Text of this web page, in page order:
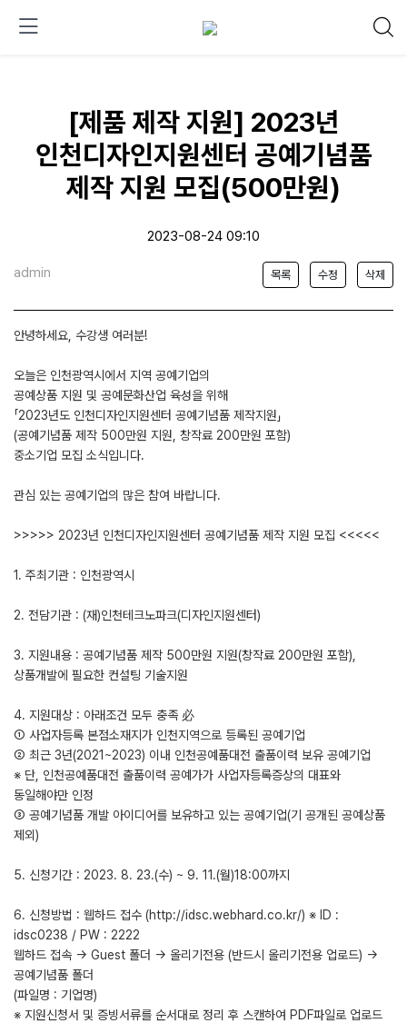
[제품 제작 지원] 2023년
인천디자인지원센터 공예기념품
제작 지원 모집(500만원)
2023-08-24 09:10
admin 목록 수정 삭제
안녕하세요, 수강생 여러분!
오늘은 인천광역시에서 지역 공예기업의
공예상품 지원 및 공예문화산업 육성을 위해
「2023년도 인천디자인지원센터 공예기념품 제작지원」
(공예기념품 제작 500만원 지원, 창작료 200만원 포함)
중소기업 모집 소식입니다.
관심 있는 공예기업의 많은 참여 바랍니다.
>>>>> 2023년 인천디자인지원센터 공예기념품 제작 지원 모집 <<<<<
1. 주최기관 : 인천광역시
2. 전담기관 : (재)인천테크노파크(디자인지원센터)
3. 지원내용 : 공예기념품 제작 500만원 지원(창작료 200만원 포함),
상품개발에 필요한 컨설팅 기술지원
4. 지원대상 : 아래조건 모두 충족 必
① 사업자등록 본점소재지가 인천지역으로 등록된 공예기업
② 최근 3년(2021~2023) 이내 인천공예품대전 출품이력 보유 공예기업
※ 단, 인천공예품대전 출품이력 공예가가 사업자등록증상의 대표와
동일해야만 인정
③ 공예기념품 개발 아이디어를 보유하고 있는 공예기업(기 공개된 공예상품
제외)
5. 신청기간 : 2023. 8. 23.(수) ~ 9. 11.(월)18:00까지
6. 신청방법 : 웹하드 접수 (http://idsc.webhard.co.kr/) ※ ID :
idsc0238 / PW : 2222
웹하드 접속 → Guest 폴더 → 올리기전용 (반드시 올리기전용 업로드) →
공예기념품 폴더
(파일명 : 기업명)
※ 지원신청서 및 증빙서류를 순서대로 정리 후 스캔하여 PDF파일로 업로드